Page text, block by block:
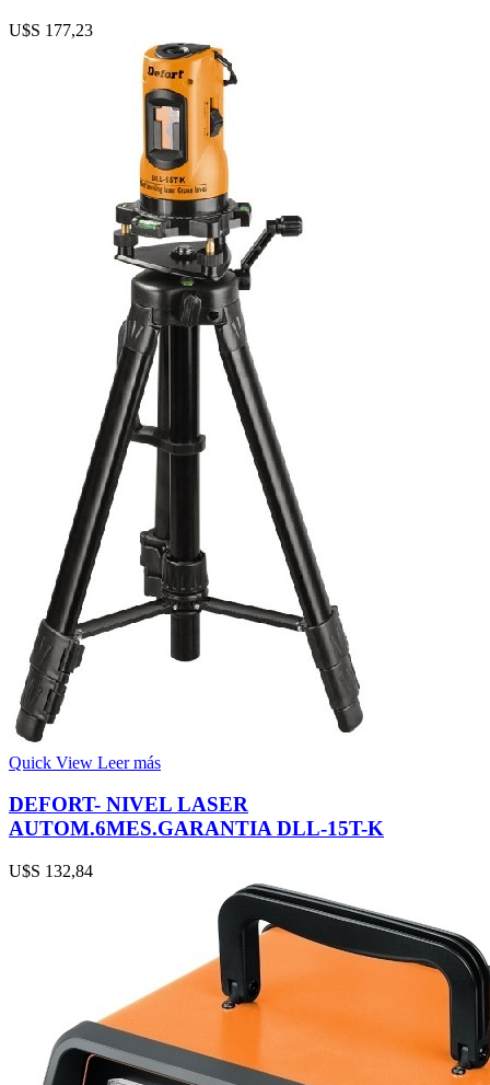
U$S 177,23
Quick View Leer más
DEFORT- NIVEL LASER
AUTOM.6MES.GARANTIA DLL-15T-K
U$S 132,84